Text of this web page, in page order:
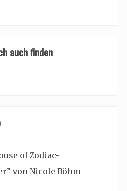
auch finden
of Zodiac-
von Nicole Böhm